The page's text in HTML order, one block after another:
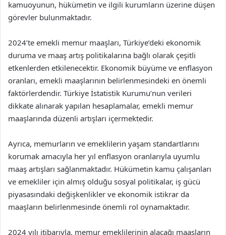
kamuoyunun, hükümetin ve ilgili kurumların üzerine düşen
görevler bulunmaktadır.
2024’te emekli memur maaşları, Türkiye’deki ekonomik
duruma ve maaş artış politikalarına bağlı olarak çeşitli
etkenlerden etkilenecektir. Ekonomik büyüme ve enflasyon
oranları, emekli maaşlarının belirlenmesindeki en önemli
faktörlerdendir. Türkiye İstatistik Kurumu’nun verileri
dikkate alınarak yapılan hesaplamalar, emekli memur
maaşlarında düzenli artışları içermektedir.
Ayrıca, memurların ve emeklilerin yaşam standartlarını
korumak amacıyla her yıl enflasyon oranlarıyla uyumlu
maaş artışları sağlanmaktadır. Hükümetin kamu çalışanları
ve emekliler için almış olduğu sosyal politikalar, iş gücü
piyasasındaki değişkenlikler ve ekonomik istikrar da
maaşların belirlenmesinde önemli rol oynamaktadır.
2024 yılı itibarıyla, memur emeklilerinin alacağı maaşların